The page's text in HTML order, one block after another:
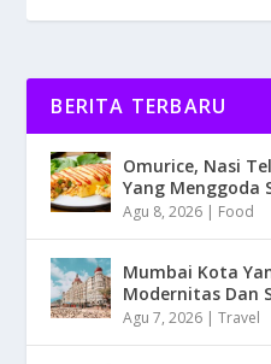
BERITA TERBARU
Omurice, Nasi
Yang Menggoda
Agu 8, 2026 | Food
Mumbai Kota
Modernitas Dan
Agu 7, 2026 |Travel